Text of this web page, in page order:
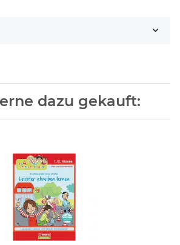
dazu gekauft: